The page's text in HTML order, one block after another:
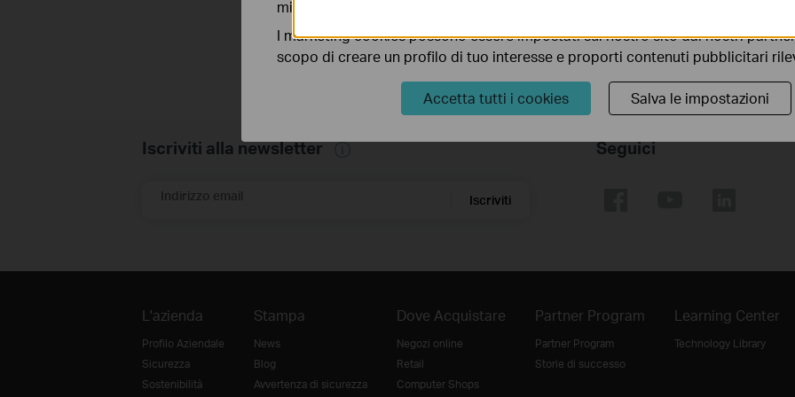
Iscriviti alla newsletter
Indirizzo email Iscriviti
Seguici
L'azienda
Profilo Aziendale
Sicurezza
Sostenibilità
Stampa
News
Blog
Avvertenza di sicurezza
Dove Acquistare
Negozi online
Retail
Computer Shops
Partner Program
Partner Program
Storie di successo
Learning Center
Technology Library
migliorarne le funzionalità.
I marketing cookies possono essere impostati sul nostro sito dai nostri
scopo di creare un profilo di tuo interesse e proporti contenuti pubblicitari
Accetta tutti i cookies Salva le impostazioni